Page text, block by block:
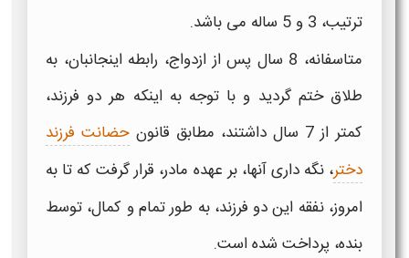
ترتیب، 3 و 5 ساله می باشد.
متاسفانه، 8 سال پس از ازدواج، رابطه اینجانبان، به
طلاق ختم گردید و با توجه به اینکه هر دو فرزند،
کمتر از 7 سال داشتند، مطابق قانون
حضانت فرزند
دختر، نگه داری آنها، بر عهده مادر، قرار گرفت که تا به
امروز، نفقه این دو فرزند، به طور تمام و کمال، توسط
بنده، پرداخت شده است.